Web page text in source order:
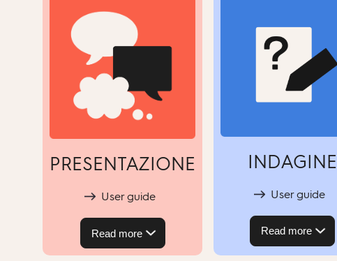
PRESENTAZIONE
User guide
Read more
INDAGINE
User guide
Read more